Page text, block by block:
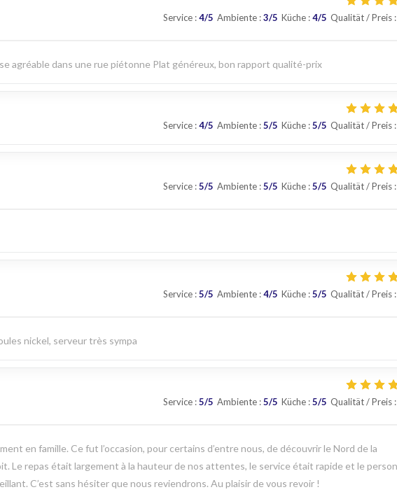
Service: 4/5 Ambiente: 3/5 Küche: 4/5 Qualität / Preis:
agréable dans une rue piétonne Plat généreux, bon rapport qualité-prix
Service: 4/5 Ambiente: 5/5 Küche: 5/5 Qualität / Preis:
Service: 5/5 Ambiente: 5/5 Küche: 5/5 Qualität / Preis:
Service: 5/5 Ambiente: 4/5 Küche: 5/5 Qualität / Preis:
nickel, serveur très sympa
Service: 5/5 Ambiente: 5/5 Küche: 5/5 Qualität / Preis:
en famille. Ce fut l’occasion, pour certains d’entre nous, de découvrir le Nord de la
Le repas était largement à la hauteur de nos attentes, le service était rapide et le
C’est sans hésiter que nous reviendrons. Au plaisir de vous revoir !